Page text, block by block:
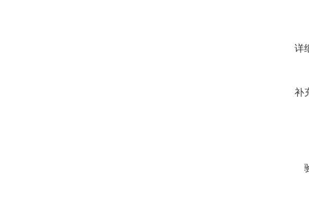
详
补